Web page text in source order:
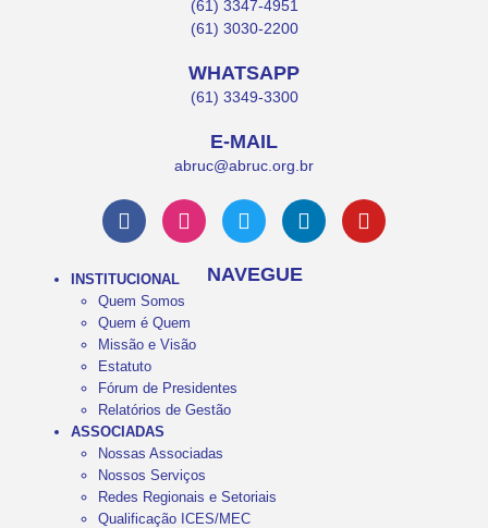
(61) 3347-4951
(61) 3030-2200
WHATSAPP
(61) 3349-3300
E-MAIL
abruc@abruc.org.br
NAVEGUE
INSTITUCIONAL
Quem Somos
Quem é Quem
Missão e Visão
Estatuto
Fórum de Presidentes
Relatórios de Gestão
ASSOCIADAS
Nossas Associadas
Nossos Serviços
Redes Regionais e Setoriais
Qualificação ICES/MEC